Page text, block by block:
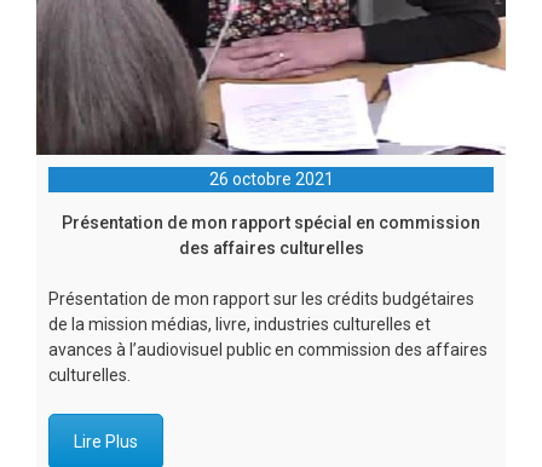
26 octobre 2021
Présentation de mon rapport spécial en commission
des affaires culturelles
Présentation de mon rapport sur les crédits budgétaires
de la mission médias, livre, industries culturelles et
avances à l’audiovisuel public en commission des affaires
culturelles.
Lire Plus